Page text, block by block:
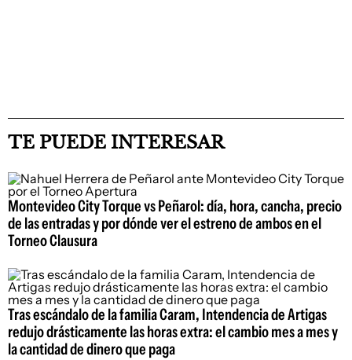
TE PUEDE INTERESAR
Montevideo City Torque vs Peñarol: día, hora, cancha, precio
de las entradas y por dónde ver el estreno de ambos en el
Torneo Clausura
Tras escándalo de la familia Caram, Intendencia de Artigas
redujo drásticamente las horas extra: el cambio mes a mes y
la cantidad de dinero que paga